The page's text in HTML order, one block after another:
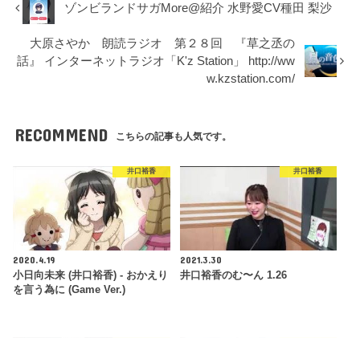
ゾンビランドサガMore@紹介 水野愛CV種田 梨沙
大原さやか 朗読ラジオ 第２８回 『草之丞の
話』 インターネットラジオ「K'z Station」 http://ww
w.kzstation.com/
RECOMMEND こちらの記事も人気です。
井口裕香
2020.4.19
小日向未来 (井口裕香) - おかえり
を言う為に (Game Ver.)
井口裕香
2021.3.30
井口裕香のむ〜ん 1.26